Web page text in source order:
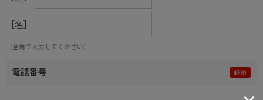
［名］
（全角で入力してください）
電話番号